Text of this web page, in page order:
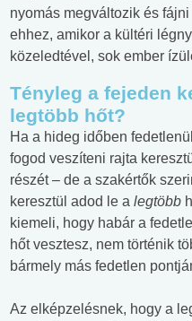
nyomás megváltozik és
ehhez, amikor a kültéri
közeledtével, sok ember
Tényleg a fejeden
legtöbb hőt?
Ha a hideg időben
fogod veszíteni rajta
részét – de a szakértők
keresztül adod le a legtöbb
kiemeli, hogy habár a
hőt vesztesz, nem történik
bármely más fedetlen
Az elképzelésnek, hogy a